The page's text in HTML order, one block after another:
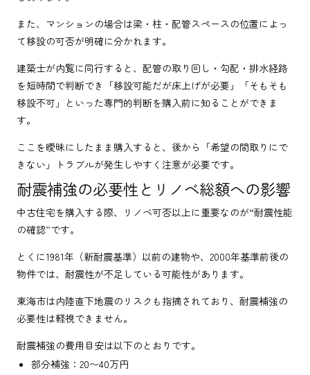
また、マンションの場合は梁・柱・配管スペースの位置によっ
て移設の可否が明確に分かれます。
建築士が内覧に同行すると、配管の取り回し・勾配・排水経路
を短時間で判断でき「移設可能だが床上げが必要」「そもそも
移設不可」といった専門的判断を購入前に知ることができま
す。
ここを曖昧にしたまま購入すると、後から「希望の間取りにで
きない」トラブルが発生しやすく注意が必要です。
耐震補強の必要性とリノベ総額への影響
中古住宅を購入する際、リノベ可否以上に重要なのが“耐震性能
の確認”です。
とくに1981年（新耐震基準）以前の建物や、2000年基準前後の
物件では、耐震性が不足している可能性があります。
東海市は内陸直下地震のリスクも指摘されており、耐震補強の
必要性は軽視できません。
耐震補強の費用目安は以下のとおりです。
部分補強：20〜40万円